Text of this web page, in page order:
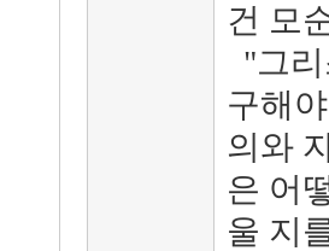
건 모
"그
구해
의와
은 어
울 지